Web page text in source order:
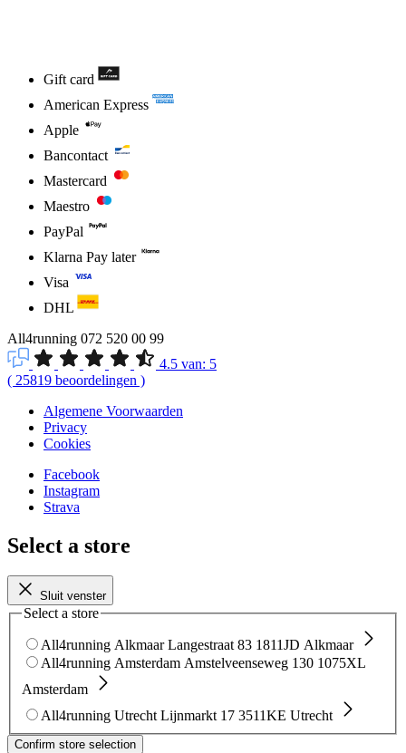
Gift card
American Express
Apple
Bancontact
Mastercard
Maestro
PayPal
Klarna Pay later
Visa
DHL
All4running 072 520 00 99
4.5 van: 5
( 25819 beoordelingen )
Algemene Voorwaarden
Privacy
Cookies
Facebook
Instagram
Strava
Select a store
Sluit venster
Select a store
All4running Alkmaar Langestraat 83 1811JD Alkmaar
All4running Amsterdam Amstelveenseweg 130 1075XL
Amsterdam
All4running Utrecht Lijnmarkt 17 3511KE Utrecht
Confirm store selection